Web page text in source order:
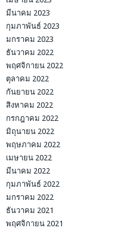
มีนาคม 2023
กุมภาพันธ์ 2023
มกราคม 2023
ธันวาคม 2022
พฤศจิกายน 2022
ตุลาคม 2022
กันยายน 2022
สิงหาคม 2022
กรกฎาคม 2022
มิถุนายน 2022
พฤษภาคม 2022
เมษายน 2022
มีนาคม 2022
กุมภาพันธ์ 2022
มกราคม 2022
ธันวาคม 2021
พฤศจิกายน 2021